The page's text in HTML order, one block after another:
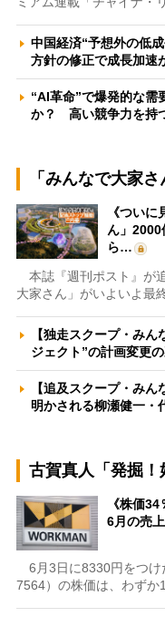
中国経済“予想外の低
方針の修正で成長加速
“AI革命”で爆発的な需
か？ 高い競争力を持
「みんなで大家
《つい
ん」2000
ら…
本誌『週刊ポスト』が
大家さん」がいよいよ最
【独走スクープ・み
ジェクト”の計画変更
【追及スクープ・み
明かされる柳瀬健一・
古賀真人「発掘！
《株価
6月の売
6月3日に8330円をつけ
7564）の株価は、わずか